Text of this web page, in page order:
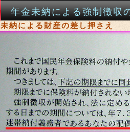
年金未納による強制徴収
未納による財産の差し押さえ